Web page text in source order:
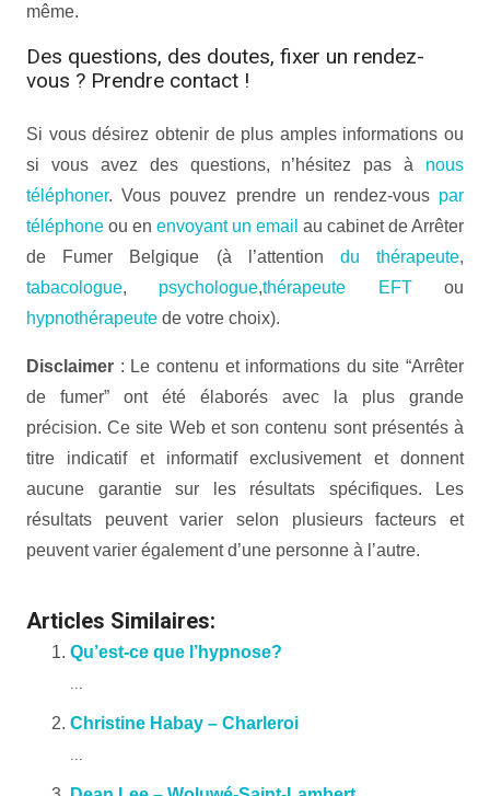
même.
Des questions, des doutes, fixer un rendez-
vous ? Prendre contact !
Si vous désirez obtenir de plus amples informations ou
si vous avez des questions, n’hésitez pas à nous
téléphoner. Vous pouvez prendre un rendez-vous par
téléphone ou en envoyant un email au cabinet de Arrêter
de Fumer Belgique (à l’attention du thérapeute,
tabacologue, psychologue,thérapeute EFTou
hypnothérapeute de votre choix).
Disclaimer : Le contenu et informations du site “Arrêter
de fumer” ont été élaborés avec la plus grande
précision. Ce site Web et son contenu sont présentés à
titre indicatif et informatif exclusivement et donnent
aucune garantie sur les résultats spécifiques. Les
résultats peuvent varier selon plusieurs facteurs et
peuvent varier également d’une personne à l’autre.
Articles Similaires:
Qu’est-ce que l’hypnose?
Christine Habay – Charleroi